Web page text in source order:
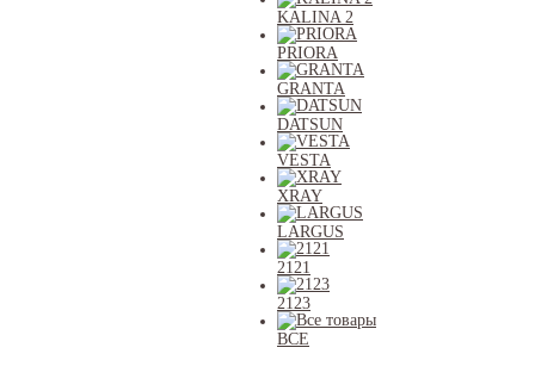
KALINA 2
PRIORA
GRANTA
DATSUN
VESTA
XRAY
LARGUS
2121
2123
ВСЕ